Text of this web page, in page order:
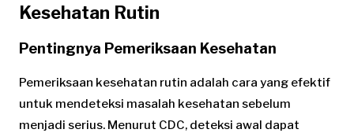
Kesehatan Rutin
Pentingnya Pemeriksaan Kesehatan
Pemeriksaan kesehatan rutin adalah cara yang efektif
untuk mendeteksi masalah kesehatan sebelum
menjadi serius. Menurut CDC, deteksi awal dapat